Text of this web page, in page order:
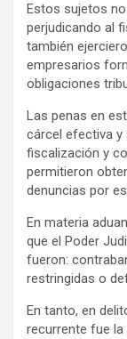
Estos sujetos
perjudicando al
también
empresarios
obligaciones
Las penas en
cárcel efectiva y
fiscalización y
permitieron
denuncias por
En materia
que el Poder
fueron:
restringidas o
En tanto, en
recurrente fue